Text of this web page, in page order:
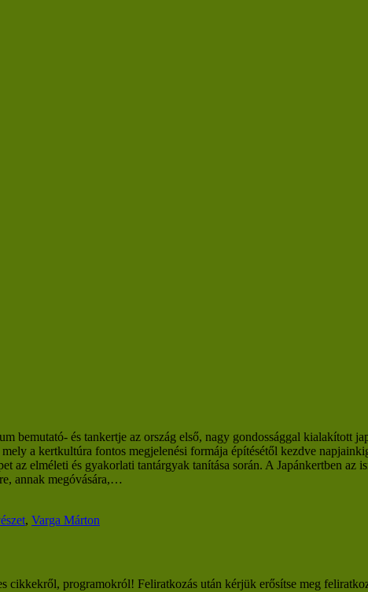
bemutató- és tankertje az ország első, nagy gondossággal kialakított
a kertkultúra fontos megjelenési formája építésétől kezdve
az elméleti és gyakorlati tantárgyak tanítása során. A Japánkertben az
annak megóvására,…
, Varga Márton
cikkekről, programokról! Feliratkozás után kérjük erősítse meg